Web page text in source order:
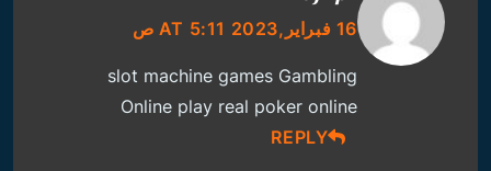
16 فبراير,2023 AT 5:11 ص
slot machine games Gambling
Online play real poker online
REPLY